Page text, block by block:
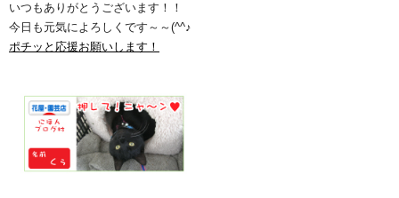
いつもありがとうございます！！
今日も元気によろしくです～～(^^♪
ポチッと応援お願いします！